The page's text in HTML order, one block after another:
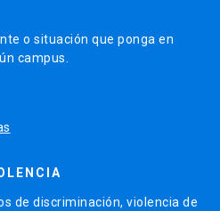
o situación que ponga en
campus.
de discriminación, violencia de